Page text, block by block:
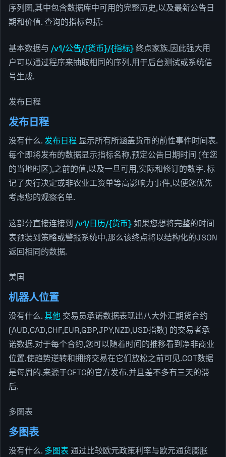
序列图,其中包含数据库中可用的完整历史,以及最新公告日
期和价值. 查询的指标包括:
基本数据与 /v1/公告/{货币}/{指标}终点家族,因此强大用
户可以通过程序来抽取相同的序列,用于后台测试或系统信
号生成.
发布日程
发布日程
没有什么.发布日程显示所有所涵盖货币的前性事件时间表.
每个即将发布的数据显示指标名称,预定公告日期时间 (在您
的当地时区),之前的值,以及一旦可用,实际和修订的数字. 标
记了央行决定或非农业工资单等高影响力事件,以便您优先
考虑您的观察名单.
这部分直接连接到 /v1/日历/{货币}如果您想将完整的时间
表预装到策略或警报系统中,那么该终点将以结构化的JSON
返回相同的数据.
美国
机器人位置
没有什么.其他 交易员承诺数据表现出八大外汇期货合约
(AUD,CAD,CHF,EUR,GBP,JPY,NZD,USD指数) 的交易者承
诺数据.对于每个合约,您可以随着时间的推移看到净非商业
位置,使趋势逆转和拥挤交易在它们放松之前可见.COT数据
是每周的,来源于CFTC的官方发布,并且差不多有三天的滞
后.
多图表
多图表
没有什么. 多图表通过比较欧元政策利率与欧元通货膨胀